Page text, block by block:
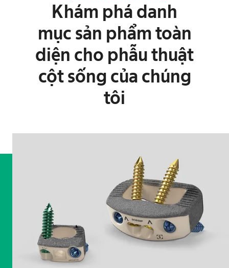
Khám phá danh
mục sản phẩm toàn
diện cho phẫu thuật
cột sống của chúng
tôi​​